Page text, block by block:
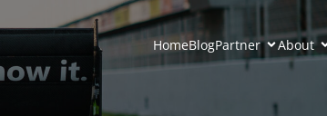
HomeBlogPartner About